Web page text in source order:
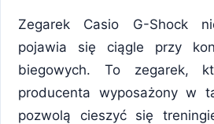
Zegarek Casio G-Shock
pojawia się ciągle przy
biegowych. To zegarek,
producenta wyposażony w
pozwolą cieszyć się